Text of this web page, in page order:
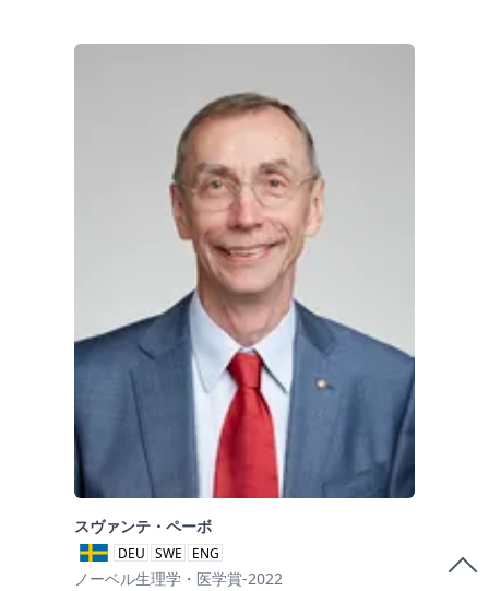
スヴァンテ・ペーボ
DEU SWE ENG
ノーベル生理学・医学賞-2022